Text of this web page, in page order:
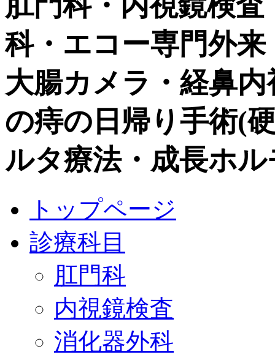
科・エコー専門外来
大腸カメラ・経鼻
の痔の日帰り手術(
ルタ療法・成長ホ
トップページ
診療科目
肛門科
内視鏡検査
消化器外科